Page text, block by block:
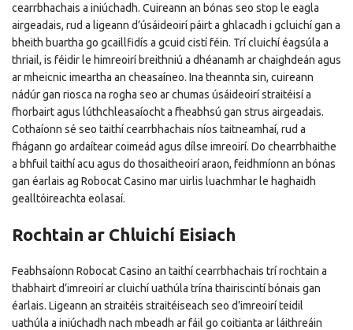
cearrbhachais a iniúchadh. Cuireann an bónas seo stop le eagla
airgeadais, rud a ligeann d’úsáideoirí páirt a ghlacadh i gcluichí gan a
bheith buartha go gcaillfidís a gcuid cistí féin. Trí cluichí éagsúla a
thriail, is féidir le himreoirí breithniú a dhéanamh ar chaighdeán agus
ar mheicnic imeartha an cheasaíneo. Ina theannta sin, cuireann
nádúr gan riosca na rogha seo ar chumas úsáideoirí straitéisí a
fhorbairt agus lúthchleasaíocht a fheabhsú gan strus airgeadais.
Cothaíonn sé seo taithí cearrbhachais níos taitneamhaí, rud a
fhágann go ardaítear coimeád agus dílse imreoirí. Do chearrbhaithe
a bhfuil taithí acu agus do thosaitheoirí araon, feidhmíonn an bónas
gan éarlais ag Robocat Casino mar uirlis luachmhar le haghaidh
gealltóireachta eolasaí.
Rochtain ar Chluichí Eisiach
Feabhsaíonn Robocat Casino an taithí cearrbhachais trí rochtain a
thabhairt d’imreoirí ar cluichí uathúla trína thairiscintí bónais gan
éarlais. Ligeann an straitéis straitéiseach seo d’imreoirí teidil
uathúla a iniúchadh nach mbeadh ar fáil go coitianta ar láithreáin